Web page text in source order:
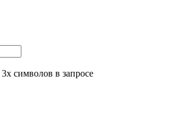
символов в запросе